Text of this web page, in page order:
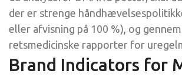
der er strenge
eller afvisning på 100 %), og
retsmedicinske rapporter for
Brand Indicators for